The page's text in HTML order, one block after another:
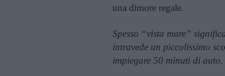
una dimore regale.
Spesso “vista mare”
intravede un piccolissimo
impiegare 50 minuti di auto.